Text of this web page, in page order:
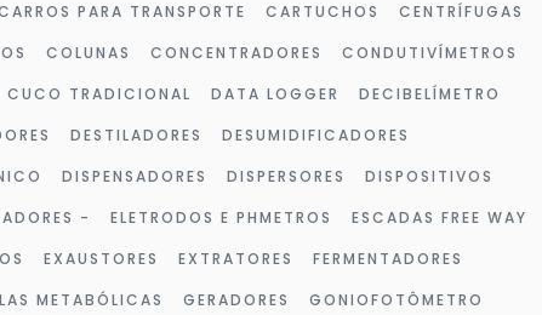
PARA TRANSPORTE CARTUCHOS
CENTRÍFUGAS
COLUNAS CONCENTRADORES
CONDUTIVÍMETROS
CUCO TRADICIONAL DATA LOGGER
DECIBELÍMETRO
DESTILADORES
DESUMIDIFICADORES
DISPENSADORES DISPERSORES
DISPOSITIVOS
- ELETRODOS E PHMETROS
ESCADAS FREE WAY
EXAUSTORES EXTRATORES
FERMENTADORES
METABÓLICAS GERADORES
GONIOFOTÔMETRO